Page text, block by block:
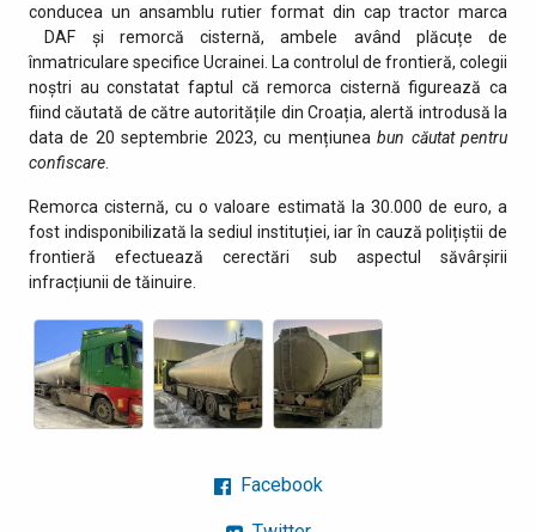
conducea un ansamblu rutier format din cap tractor marca
DAF și remorcă cisternă, ambele având plăcuțe de
înmatriculare specifice Ucrainei. La controlul de frontieră, colegii
noștri au constatat faptul că remorca cisternă figurează ca
fiind căutată de către autoritățile din Croația, alertă introdusă la
data de 20 septembrie 2023, cu mențiuneabun căutat pentru
confiscare
Remorca cisternă, cu o valoare estimată la 30.000 de euro, a
fost indisponibilizată la sediul instituției, iar în cauză polițiștii de
frontieră efectuează cerectări sub aspectul săvârșirii
infracțiunii de tăinuire.
Facebook